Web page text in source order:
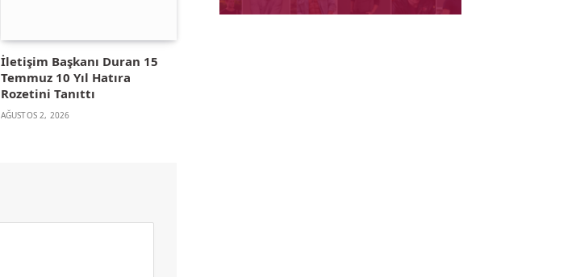
İletişim Başkanı Duran 15
Temmuz 10 Yıl Hatıra
Rozetini Tanıttı
AĞUSTOS 2, 2026